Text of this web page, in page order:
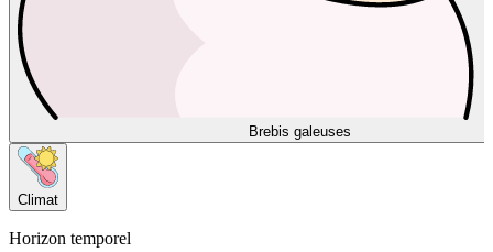
Brebis galeuses
Climat
Horizon temporel